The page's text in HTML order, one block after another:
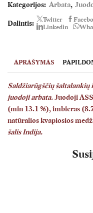
Kategorijos: Arbata,
Dalintis: Twitter
Linkedin
APRAŠYMAS
Saldžiarūgščių
juodoji arbata.Juodoji
(min 13.1 %), imbieras
natūralios kvapiosios
šalis Indija.